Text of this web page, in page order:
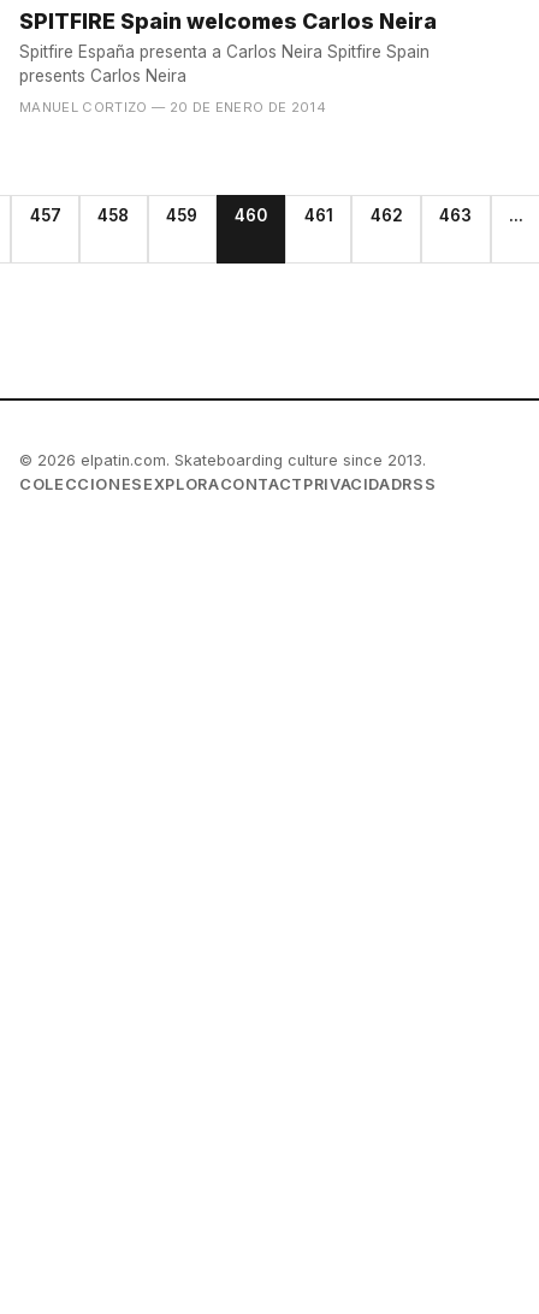
SPITFIRE Spain welcomes Carlos Neira
Spitfire España presenta a Carlos Neira Spitfire Spain
presents Carlos Neira
MANUEL CORTIZO — 20 DE ENERO DE 2014
457 458 459 460 461 462 463 ...
© 2026 elpatin.com. Skateboarding culture since 2013.
COLECCIONES EXPLORACONTACT PRIVACIDADRSS